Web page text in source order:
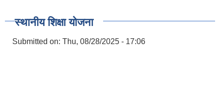
स्थानीय शिक्षा योजना
Submitted on: Thu, 08/28/2025 - 17:06